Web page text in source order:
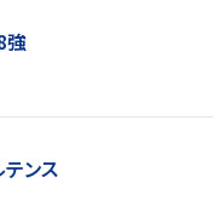
強
テンス